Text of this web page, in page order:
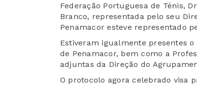
Federação Portuguesa de Ténis,
Branco, representada pelo seu
Penamacor esteve representado
Estiveram igualmente presentes o
de Penamacor, bem como a
adjuntas da Direção do
O protocolo agora celebrado visa